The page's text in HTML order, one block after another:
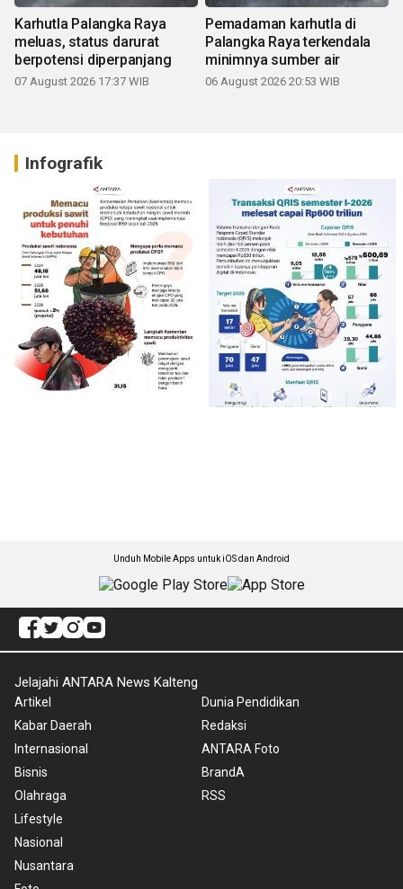
Karhutla Palangka Raya
meluas, status darurat
berpotensi diperpanjang
07 August 2026 17:37 WIB
Pemadaman karhutla di
Palangka Raya terkendala
minimnya sumber air
06 August 2026 20:53 WIB
Infografik
Unduh Mobile Apps untuk iOS dan Android
Jelajahi ANTARA News Kalteng
Artikel
Kabar Daerah
Internasional
Bisnis
Olahraga
Lifestyle
Nasional
Nusantara
Dunia Pendidikan
Redaksi
ANTARA Foto
BrandA
RSS